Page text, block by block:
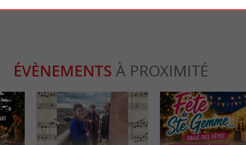
ÉVÈNEMENTS À PROXIMITÉ